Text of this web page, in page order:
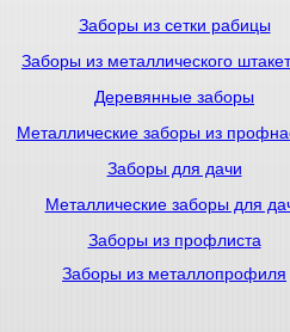
Заборы из сетки рабицы
Заборы из металлического
Деревянные заборы
Металлические заборы из
Заборы для дачи
Металлические заборы для
Заборы из профлиста
Заборы из металлопрофиля